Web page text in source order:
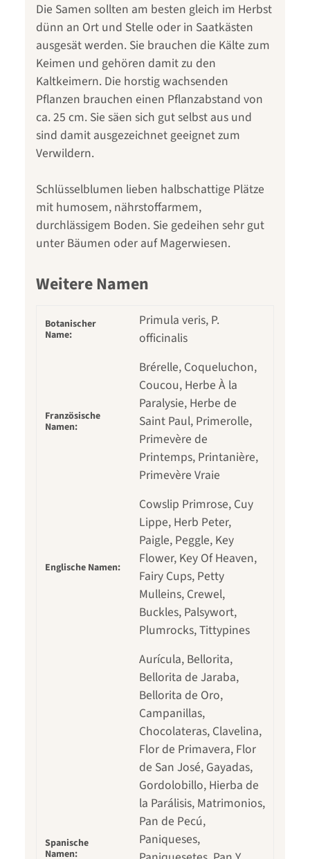
Die Samen sollten am besten gleich im Herbst
dünn an Ort und Stelle oder in Saatkästen
ausgesät werden. Sie brauchen die Kälte zum
Keimen und gehören damit zu den
Kaltkeimern. Die horstig wachsenden
Pflanzen brauchen einen Pflanzabstand von
ca. 25 cm. Sie säen sich gut selbst aus und
sind damit ausgezeichnet geeignet zum
Verwildern.
Schlüsselblumen lieben halbschattige Plätze
mit humosem, nährstoffarmem,
durchlässigem Boden. Sie gedeihen sehr gut
unter Bäumen oder auf Magerwiesen.
Weitere Namen
Botanischer
Name:
Primula veris, P.
officinalis
Französische
Namen:
Brérelle, Coqueluchon,
Coucou, Herbe À la
Paralysie, Herbe de
Saint Paul, Primerolle,
Primevère de
Printemps, Printanière,
Primevère Vraie
Englische Namen:
Cowslip Primrose, Cuy
Lippe, Herb Peter,
Paigle, Peggle, Key
Flower, Key Of Heaven,
Fairy Cups, Petty
Mulleins, Crewel,
Buckles, Palsywort,
Plumrocks, Tittypines
Spanische
Namen:
Aurícula, Bellorita,
Bellorita de Jaraba,
Bellorita de Oro,
Campanillas,
Chocolateras, Clavelina,
Flor de Primavera, Flor
de San José, Gayadas,
Gordolobillo, Hierba de
la Parálisis, Matrimonios,
Pan de Pecú,
Paniqueses,